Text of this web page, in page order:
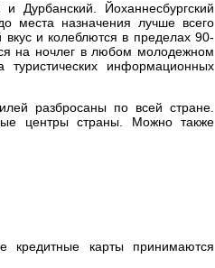
Дурбанский. Йоханнесбургский
места назначения лучше всего
и колеблются в пределах 90-
на ночлег в любом молодежном
информационных
разбросаны по всей стране.
центры страны. Можно также
карты принимаются